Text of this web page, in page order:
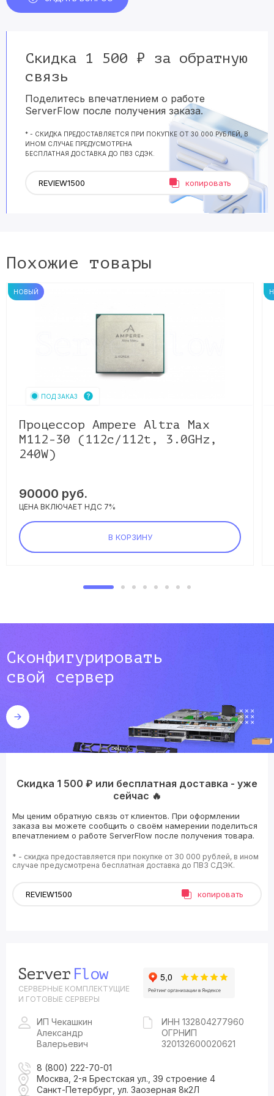
Скидка 1 500 ₽ за обратную
связь
Поделитесь впечатлением о работе
ServerFlow после получения заказа.
* - СКИДКА ПРЕДОСТАВЛЯЕТСЯ ПРИ ПОКУПКЕ ОТ 30 000 РУБЛЕЙ, В
ИНОМ СЛУЧАЕ ПРЕДУСМОТРЕНА
БЕСПЛАТНАЯ ДОСТАВКА ДО ПВЗ СДЭК.
копировать
Похожие товары
НОВЫЙ
ПОД ЗАКАЗ
Процессор Ampere Altra Max
M112-30 (112c/112t, 3.0GHz,
240W)
90000 руб.
ЦЕНА ВКЛЮЧАЕТ НДС 7%
В КОРЗИНУ
Сконфигурировать
свой сервер
Скидка 1 500 ₽ или бесплатная доставка - уже
сейчас 🔥
Мы ценим обратную связь от клиентов. При оформлении
заказа вы можете сообщить о своём намерении поделиться
впечатлением о работе ServerFlow после получения товара.
* - скидка предоставляется при покупке от 30 000 рублей, в ином
случае предусмотрена бесплатная доставка до ПВЗ СДЭК.
копировать
СЕРВЕРНЫЕ КОМПЛЕКТУЩИЕ
И ГОТОВЫЕ СЕРВЕРЫ
ИП Чекашкин
Александр
Валерьевич
ИНН 132804277960
ОГРНИП
320132600020621
8 (800) 222-70-01
Москва, 2-я Брестская ул., 39 строение 4
Санкт-Петербург, ул. Заозерная 8к2Л